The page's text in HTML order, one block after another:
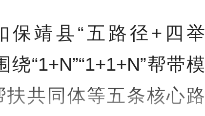
保靖县“五路径+四举
“1+N”“1+1+N”帮带模
共同体等五条核心路